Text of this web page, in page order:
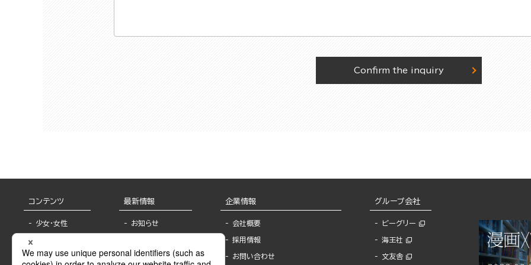
Confirm the inquiry
コンテンツ
少女・女性
BL
最新情報
お知らせ
報
企業情報
会社概要
採用情報
お問い合わせ
グループ会社
ビーグリー
海王社
文友舎